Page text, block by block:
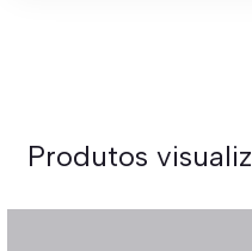
Produtos